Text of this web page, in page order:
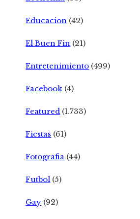
Educacion (42)
El Buen Fin (21)
Entretenimiento (499)
Facebook (4)
Featured (1.733)
Fiestas (61)
Fotografia (44)
Futbol (5)
Gay (92)